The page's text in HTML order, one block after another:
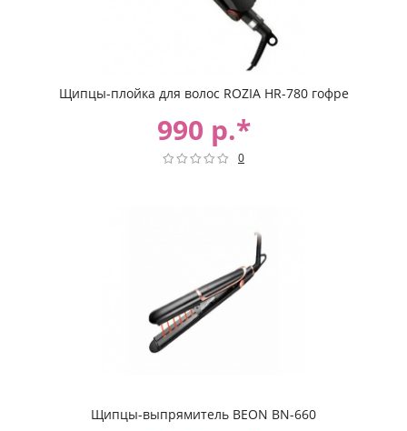
Щипцы-плойка для волос ROZIA HR-780 гофре
990 р.*
0
Щипцы-выпрямитель BEON BN-660